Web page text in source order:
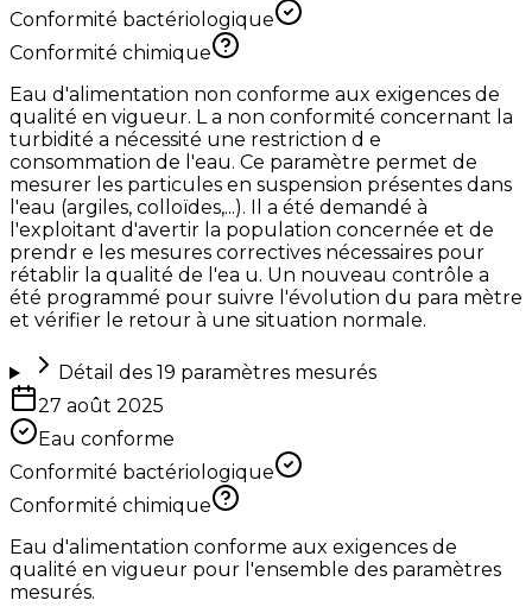
Conformité bactériologique
Conformité chimique
Eau d'alimentation non conforme aux exigences de
qualité en vigueur. L a non conformité concernant la
turbidité a nécessité une restriction d e
consommation de l'eau. Ce paramètre permet de
mesurer les particules en suspension présentes dans
l'eau (argiles, colloïdes,...). Il a été demandé à
l'exploitant d'avertir la population concernée et de
prendr e les mesures correctives nécessaires pour
rétablir la qualité de l'ea u. Un nouveau contrôle a
été programmé pour suivre l'évolution du para mètre
et vérifier le retour à une situation normale.
Détail des 19 paramètres mesurés
27 août 2025
Eau conforme
Conformité bactériologique
Conformité chimique
Eau d'alimentation conforme aux exigences de
qualité en vigueur pour l'ensemble des paramètres
mesurés.